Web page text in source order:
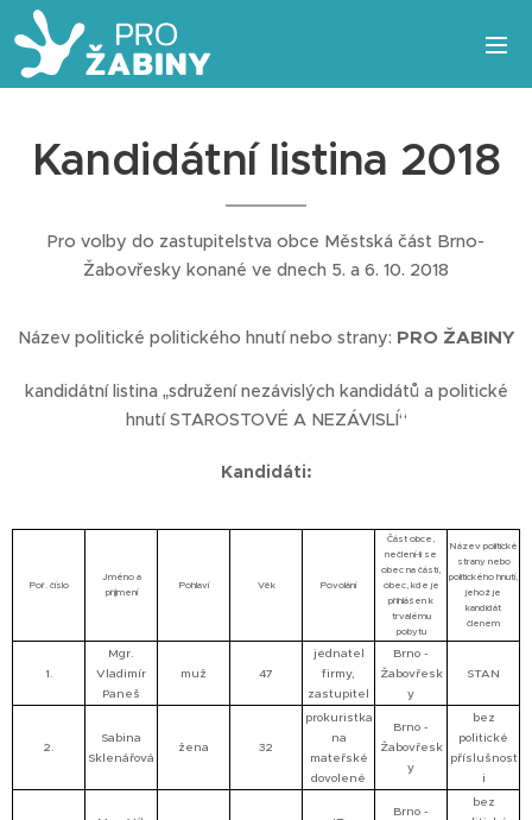
Kandidátní listina 2018
Pro volby do zastupitelstva obce Městská část Brno-
Žabovřesky konané ve dnech 5. a 6. 10. 2018
Název politické politického hnutí nebo strany: PRO ŽABINY
kandidátní listina „sdružení nezávislých kandidátů a politické
hnutí STAROSTOVÉ A NEZÁVISLÍ“
Kandidáti:
Poř. číslo
Jméno a
příjmení
Pohlaví Věk Povolání
Část obce,
nečlení-li se
obec na části,
obec, kde je
přihlášen k
trvalému
pobytu
Název politické
strany nebo
politického hnutí,
jehož je
kandidát
členem
1.
Mgr.
Vladimír
Paneš
muž 47
jednatel
firmy,
zastupitel
Brno -
Žabovřesk
y
STAN
2.
Sabina
Sklenářová
žena 32
prokuristka
na
mateřské
dovolené
Brno -
Žabovřesk
y
bez
politické
příslušnost
i
Brno -
bez